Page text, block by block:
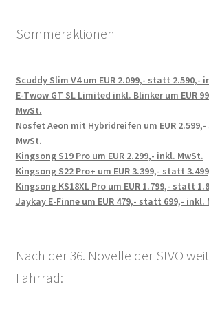
Sommeraktionen
Scuddy Slim V4 um EUR 2.099,- statt 2.590,-
E-Twow GT SL Limited inkl. Blinker um EUR
MwSt.
Nosfet Aeon mit Hybridreifen um EUR
MwSt.
Kingsong S19 Pro um EUR 2.299,- inkl. MwSt.
Kingsong S22 Pro+ um EUR 3.399,- statt
Kingsong KS18XL Pro um EUR 1.799,- statt
Jaykay E-Finne um EUR 479,- statt 699,- inkl.
Nach der 36. Novelle der StVO
Fahrrad: